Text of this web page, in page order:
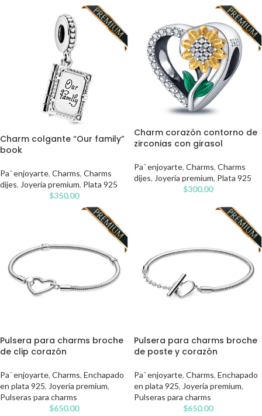
Charm colgante “Our family”
book
Pa´ enjoyarte, Charms, Charms
dijes, Joyería premium, Plata 925
$350.00
Charm corazón contorno de
zirconias con girasol
Pa´ enjoyarte, Charms, Charms
dijes, Joyería premium, Plata 925
$300.00
Pulsera para charms broche
de clip corazón
Pa´ enjoyarte, Charms, Enchapado
en plata 925, Joyería premium,
Pulseras para charms
$650.00
Pulsera para charms broche
de poste y corazón
Pa´ enjoyarte, Charms, Enchapado
en plata 925, Joyería premium,
Pulseras para charms
$650.00